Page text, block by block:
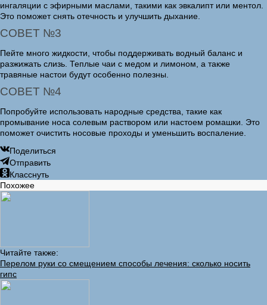
ингаляции с эфирными маслами, такими как эвкалипт или ментол.
Это поможет снять отечность и улучшить дыхание.
СОВЕТ №3
Пейте много жидкости, чтобы поддерживать водный баланс и
разжижать слизь. Теплые чаи с медом и лимоном, а также
травяные настои будут особенно полезны.
СОВЕТ №4
Попробуйте использовать народные средства, такие как
промывание носа солевым раствором или настоем ромашки. Это
поможет очистить носовые проходы и уменьшить воспаление.
Поделиться
Отправить
Класснуть
Похожее
Читайте также:
Перелом руки со смещением способы лечения: сколько носить
гипс